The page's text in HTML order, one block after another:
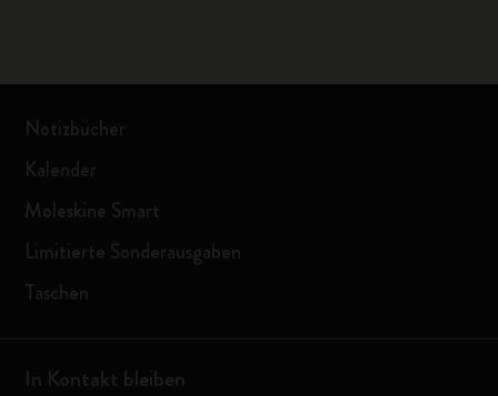
Notizbücher
Kalender
Moleskine Smart
Limitierte Sonderausgaben
Taschen
In Kontakt bleiben